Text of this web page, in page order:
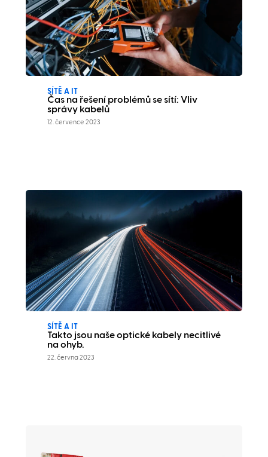
SÍTĚ A IT
Čas na řešení problémů se sítí: Vliv
správy kabelů
12. července 2023
SÍTĚ A IT
Takto jsou naše optické kabely necitlivé
na ohyb.
22. června 2023